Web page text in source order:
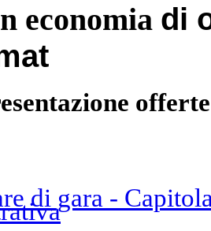
economia di
di gara -